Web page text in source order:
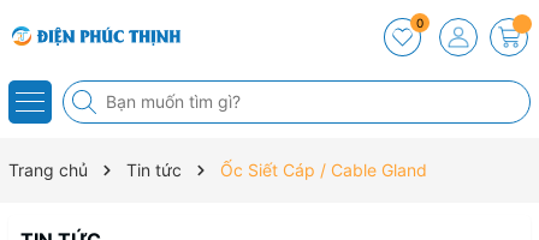
0
Trang chủ Tin tức Ốc Siết Cáp / Cable Gland